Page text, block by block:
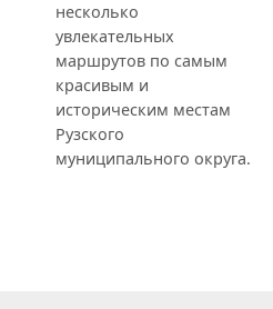
несколько
увлекательных
маршрутов по самым
красивым и
историческим местам
Рузского
муниципального округа.